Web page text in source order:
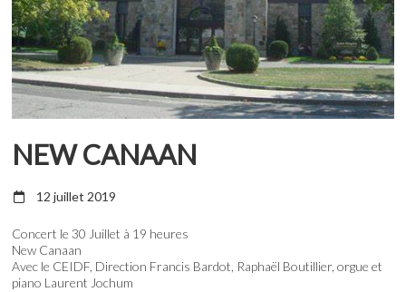
NEW CANAAN
12 juillet 2019
Concert le 30 Juillet à 19 heures
New Canaan
Avec le CEIDF, Direction Francis Bardot, Raphaël Boutillier, orgue et
piano Laurent Jochum